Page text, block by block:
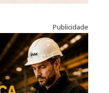
Publicidade